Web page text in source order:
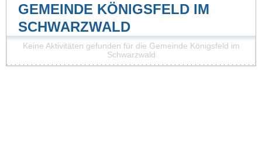
GEMEINDE KÖNIGSFELD IM
SCHWARZWALD
Keine Aktivitäten gefunden für die Gemeinde Königsfeld im
Schwarzwald